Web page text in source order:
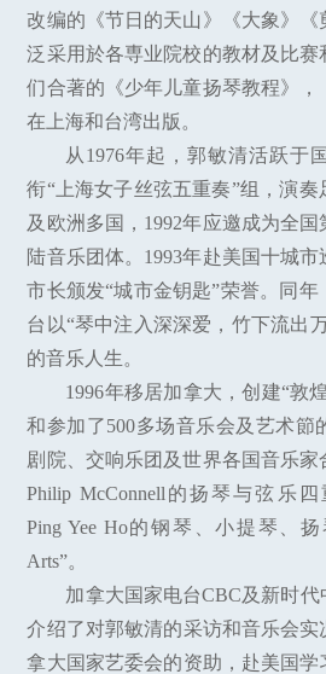
改编的《节日的天山》《大象》
泛采用於各専业院校的教材及比
们合著的《少年儿童扬琴教程》，
在上海和台湾出版。
从1976年起，郭敏清活跃于
衔“上海女子丝弦五重奏”组，演
及欧洲多国，1992年应邀成为全
陆音乐团体。1993年赴美国十城
市长颁发“城市金钥匙”荣誉。同
台以“琴中注入深深爱，竹下流出
的音乐人生。
1996年移居加拿大，创建“敦
和参加了500多场音乐会及艺术節
剧院、交响乐团及世界各国音乐
Philip McConnell的扬琴与弦乐四
Ping Yee Ho的钢琴、小提琴、
Arts”。
加拿大国家电台CBC及新时
介绍了对郭敏清的采访和音乐会实
拿大国家艺委会的资助，赴美国学